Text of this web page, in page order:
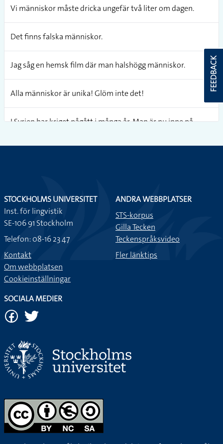
Vi människor måste dricka ungefär två liter om dagen.
Det finns falska människor.
Jag såg en hemsk film där man halshögg människor.
Alla människor är unika! Glöm inte det!
I Syrien har kriget pågått i många år. Man är nu inne på
FEEDBACK
STOCKHOLMS UNIVERSITET
Inst. för lingvistik
SE-106 91 Stockholm
Telefon: 08-16 23 47
Kontakt
Om webbplatsen
Cookieinställningar
ANDRA WEBBPLATSER
STS-korpus
Gilla Tecken
Teckenspråksvideo
Fler länktips
SOCIALA MEDIER